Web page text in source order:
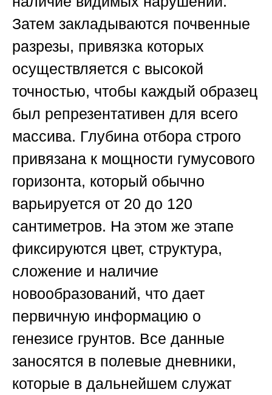
Затем закладываются почвенные
разрезы, привязка которых
осуществляется с высокой
точностью, чтобы каждый образец
был репрезентативен для всего
массива. Глубина отбора строго
привязана к мощности гумусового
горизонта, который обычно
варьируется от 20 до 120
сантиметров. На этом же этапе
фиксируются цвет, структура,
сложение и наличие
новообразований, что дает
первичную информацию о
генезисе грунтов. Все данные
заносятся в полевые дневники,
которые в дальнейшем служат